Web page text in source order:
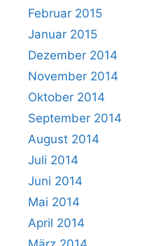
Februar 2015
Januar 2015
Dezember 2014
November 2014
Oktober 2014
September 2014
August 2014
Juli 2014
Juni 2014
Mai 2014
April 2014